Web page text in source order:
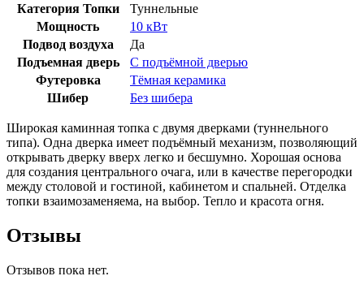
Категория Топки
Туннельные
Мощность
10 кВт
Подвод воздуха
Да
Подъемная дверь
С подъёмной дверью
Футеровка
Тёмная керамика
Шибер
Без шибера
Широкая каминная топка с двумя дверками (туннельного
типа). Одна дверка имеет подъёмный механизм, позволяющий
открывать дверку вверх легко и бесшумно. Хорошая основа
для создания центрального очага, или в качестве перегородки
между столовой и гостиной, кабинетом и спальней. Отделка
топки взаимозаменяема, на выбор. Тепло и красота огня.
Отзывы
Отзывов пока нет.